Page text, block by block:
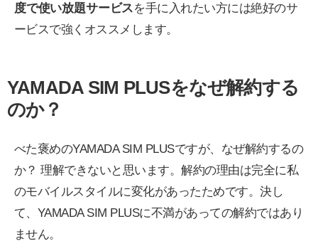
度で使い放題サービスを手に入れたい方には絶好のサ
ービスで強くオススメします。
YAMADA SIM PLUSをなぜ解約する
のか？
べた褒めのYAMADA SIM PLUSですが、なぜ解約するの
か？ 理解できないと思います。解約の理由は完全に私
のモバイルスタイルに変化があったためです。決し
て、YAMADA SIM PLUSに不満があっての解約ではあり
ません。